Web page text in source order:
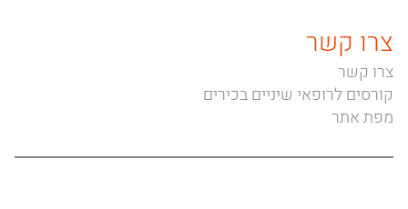
צרו קשר
צרו קשר
קורסים לרופאי שיניים בכירים
מפת אתר